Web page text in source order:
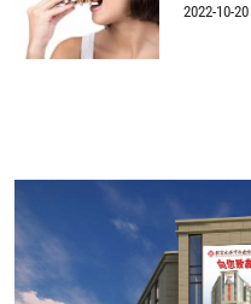
2022-10-20